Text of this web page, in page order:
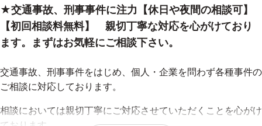
★交通事故、刑事事件に注力【休日や夜間の相談可】
【初回相談料無料】 親切丁寧な対応を心がけており
ます。まずはお気軽にご相談下さい。
交通事故、刑事事件をはじめ、個人・企業を問わず各種事件の
ご相談に対応しております。
相談においては親切丁寧にご対応させていただくことを心がけ